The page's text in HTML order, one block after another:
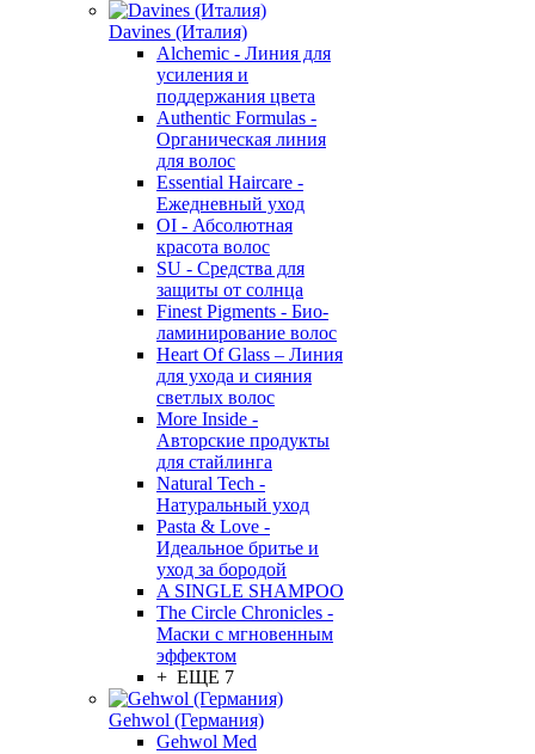
Davines (Италия)
Alchemic - Линия для
усиления и
поддержания цвета
Authentic Formulas -
Органическая линия
для волос
Essential Haircare -
Eжедневный уход
OI - Абсолютная
красота волос
SU - Средства для
защиты от солнца
Finest Pigments - Био-
ламинирование волос
Heart Of Glass – Линия
для ухода и сияния
светлых волос
More Inside -
Авторские продукты
для стайлинга
Natural Tech -
Натуральный уход
Pasta & Love -
Идеальное бритье и
уход за бородой
A SINGLE SHAMPOO
The Circle Chronicles -
Маски с мгновенным
эффектом
+ ЕЩЕ 7
Gehwol (Германия)
Gehwol Med